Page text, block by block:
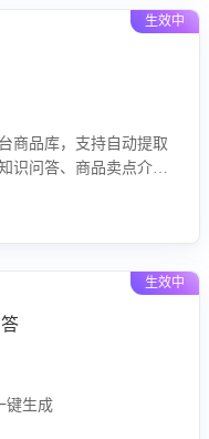
生效中
商品库，支持自动提取
识问答、商品卖点介绍
生效中
键生成